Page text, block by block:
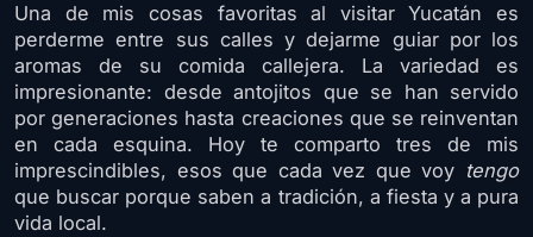
Una de mis cosas favoritas al visitar Yucatán es
perderme entre sus calles y dejarme guiar por los
aromas de su comida callejera. La variedad es
impresionante: desde antojitos que se han servido
por generaciones hasta creaciones que se reinventan
en cada esquina. Hoy te comparto tres de mis
imprescindibles, esos que cada vez que voy tengo
que buscar porque saben a tradición, a fiesta y a pura
vida local.